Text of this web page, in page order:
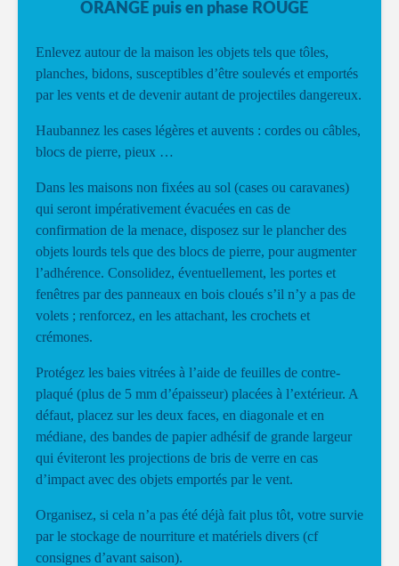
ORANGE puis en phase ROUGE
Enlevez autour de la maison les objets tels que tôles,
planches, bidons, susceptibles d’être soulevés et emportés
par les vents et de devenir autant de projectiles dangereux.
Haubannez les cases légères et auvents : cordes ou câbles,
blocs de pierre, pieux …
Dans les maisons non fixées au sol (cases ou caravanes)
qui seront impérativement évacuées en cas de
confirmation de la menace, disposez sur le plancher des
objets lourds tels que des blocs de pierre, pour augmenter
l’adhérence. Consolidez, éventuellement, les portes et
fenêtres par des panneaux en bois cloués s’il n’y a pas de
volets ; renforcez, en les attachant, les crochets et
crémones.
Protégez les baies vitrées à l’aide de feuilles de contre-
plaqué (plus de 5 mm d’épaisseur) placées à l’extérieur. A
défaut, placez sur les deux faces, en diagonale et en
médiane, des bandes de papier adhésif de grande largeur
qui éviteront les projections de bris de verre en cas
d’impact avec des objets emportés par le vent.
Organisez, si cela n’a pas été déjà fait plus tôt, votre survie
par le stockage de nourriture et matériels divers (cf
consignes d’avant saison).